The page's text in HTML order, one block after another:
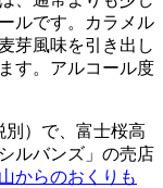
ルです。カラメル
芽風味を引き出し
す。アルコール度
別）で、富士桜高
ルバンズ」の売店
からのおくりも